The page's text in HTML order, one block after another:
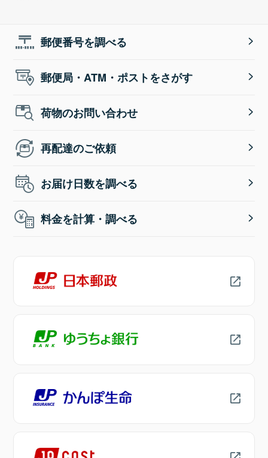
郵便番号を調べる
郵便局・ATM・ポストをさがす
荷物のお問い合わせ
再配達のご依頼
お届け日数を調べる
料金を計算・調べる